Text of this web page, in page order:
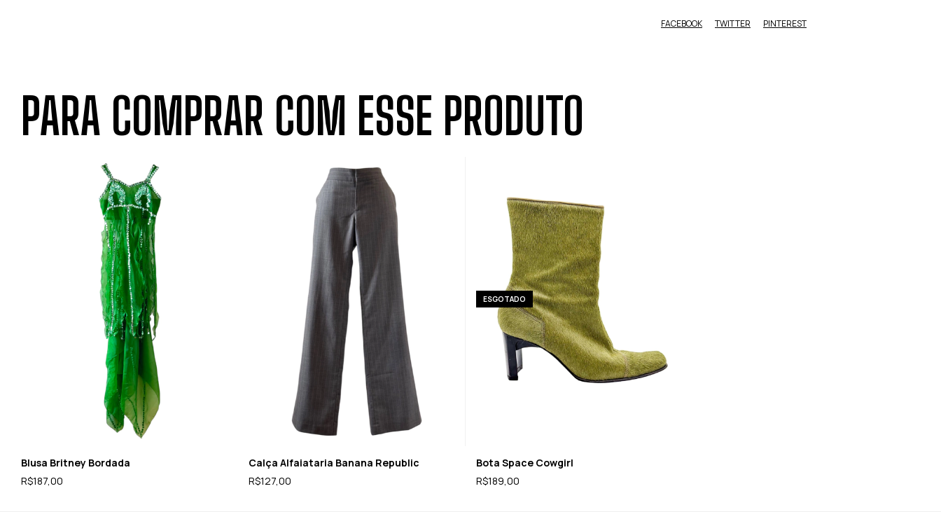
FACEBOOK TWITTER PINTEREST
PARA COMPRAR COM ESSE PRODUTO
Blusa Britney Bordada
R$187,00
Calça Alfaiataria Banana Republic
R$127,00
ESGOTADO
Bota Space Cowgirl
R$189,00